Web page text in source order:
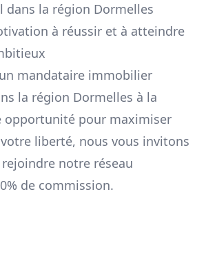
dans la région Dormelles
à réussir et à atteindre
mandataire immobilier
la région Dormelles à la
opportunité pour maximiser
liberté, nous vous invitons
notre réseau
de commission.